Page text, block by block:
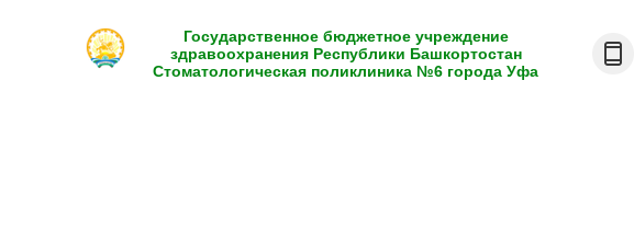
Государственное бюджетное учреждение
здравоохранения Республики Башкортостан
Стоматологическая поликлиника №6 города Уфа